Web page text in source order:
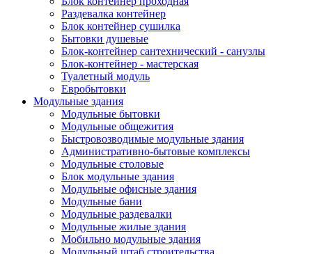
Раздевалка контейнер
Блок контейнер сушилка
Бытовки душевые
Блок-контейнер сантехнический - санузлы
Блок-контейнер - мастерская
Туалетный модуль
Евробытовки
Модульные здания
Модульные бытовки
Модульные общежития
Быстровозводимые модульные здания
Административно-бытовые комплексы
Модульные столовые
Блок модульные здания
Модульные офисные здания
Модульные бани
Модульные раздевалки
Модульные жилые здания
Мобильно модульные здания
Модульный штаб строительства